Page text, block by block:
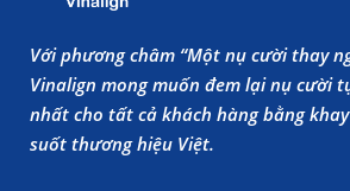
Với phương châm “Một nụ cười thay
Vinalign mong muốn đem lại nụ cười
nhất cho tất cả khách hàng bằng
suốt thương hiệu Việt.